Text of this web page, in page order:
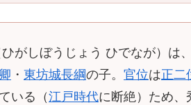
ひがしぼうじょう ひでなが）は、
・ 東坊城長綱の子。 官位は正二
いる（江戸時代に断絶）ため、